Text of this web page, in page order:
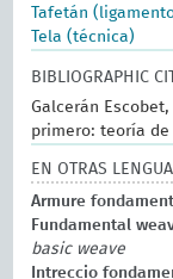
Tafetán
Tela (técnica)
BIBLIOGRAPHIC
Galcerán
primero: teoría de
EN OTRAS
Armure
Fundamental
basic weave
Intreccio